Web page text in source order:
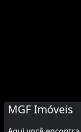
MGF Imóveis